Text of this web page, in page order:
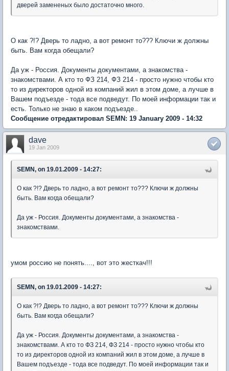
дверей замененых было достаточно много.
О как ?!? Дверь то ладно, а вот ремонт то??? Ключи ж должны
быть. Вам когда обещали?
Да уж - Россия. Документы документами, а знакомства -
знакомствами. А кто то ФЗ 214, ФЗ 214 - просто нужно чтобы кто
то из директоров одной из компаний жил в этом доме, а лучше в
Вашем подъезде - тода все подведут. По моей информации так и
есть. Только не знаю в каком подъезде..
Сообщение отредактировал SEMN: 19 January 2009 - 14:32
dave
19 Jan 2009
SEMN, on 19.01.2009 - 14:27:
О как ?!? Дверь то ладно, а вот ремонт то??? Ключи ж должны
быть. Вам когда обещали?
Да уж - Россия. Документы документами, а знакомства -
знакомствами.
умом россию не понять...., вот это жесткач!!!
SEMN, on 19.01.2009 - 14:27:
О как ?!? Дверь то ладно, а вот ремонт то??? Ключи ж должны
быть. Вам когда обещали?
Да уж - Россия. Документы документами, а знакомства -
знакомствами. А кто то ФЗ 214, ФЗ 214 - просто нужно чтобы кто
то из директоров одной из компаний жил в этом доме, а лучше в
Вашем подъезде - тода все подведут. По моей информации так и